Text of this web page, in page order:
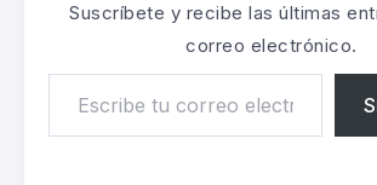
Suscríbete y recibe las últimas
correo electrónico.